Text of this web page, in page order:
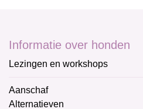
Informatie over honden
Lezingen en workshops
Aanschaf
Alternatieven